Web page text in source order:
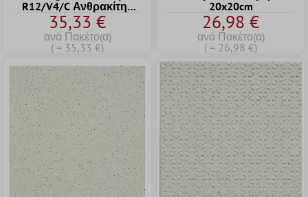
R12/V4/C Ανθρακίτης
20x20cm
35,33 €
ανά Πακέτο(α)
( = 35,33 €)
20x20cm
26,98 €
ανά Πακέτο(α)
( = 26,98 €)